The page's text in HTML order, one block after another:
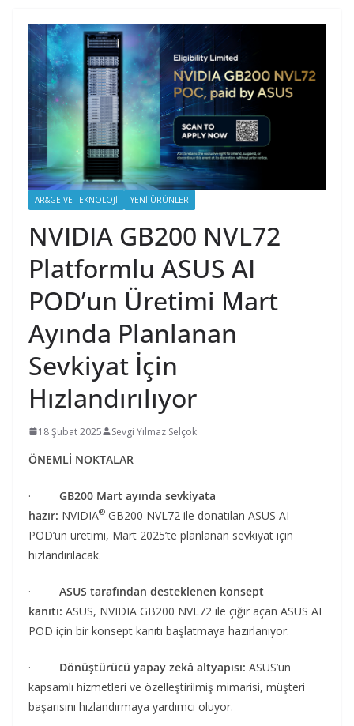
AR&GE VE TEKNOLOJI YENI ÜRÜNLER
NVIDIA GB200 NVL72
Platformlu ASUS AI
POD’un Üretimi Mart
Ayında Planlanan
Sevkiyat İçin
Hızlandırılıyor
18 Şubat 2025 Sevgi Yılmaz Selçok
ÖNEMLİ NOKTALAR
· GB200 Mart ayında sevkiyata
hazır: NVIDIA® GB200 NVL72 ile donatılan ASUS AI
POD’un üretimi, Mart 2025’te planlanan sevkiyat için
hızlandırılacak.
· ASUS tarafından desteklenen konsept
kanıtı: ASUS, NVIDIA GB200 NVL72 ile çığır açan ASUS AI
POD için bir konsept kanıtı başlatmaya hazırlanıyor.
· Dönüştürücü yapay zekâ altyapısı: ASUS’un
kapsamlı hizmetleri ve özelleştirilmiş mimarisi, müşteri
başarısını hızlandırmaya yardımcı oluyor.